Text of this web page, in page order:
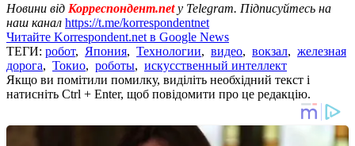
Новини від Корреспондент.net у Telegram. Підписуйтесь на
наш канал https://t.me/korrespondentnet
Читайте Korrespondent.net в Google News
ТЕГИ: робот, Япония, Технологии, видео, вокзал, железная
дорога, Токио, роботы, искусственный интеллект
Якщо ви помітили помилку, виділіть необхідний текст і
натисніть Ctrl + Enter, щоб повідомити про це редакцію.